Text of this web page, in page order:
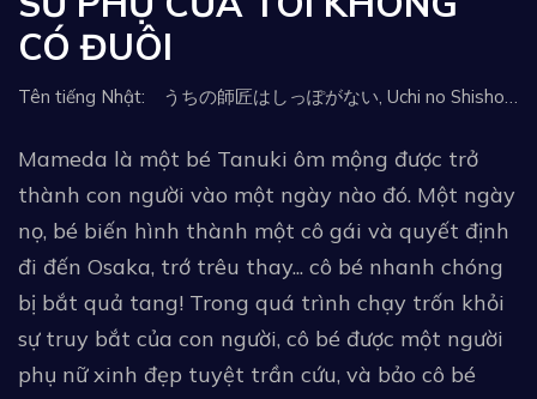
CÓ ĐUÔI
Tên tiếng Nhật: うちの師匠はしっぽがない, Uchi no Shishou wa Shippo ga Nai, My Master Has No Tail, Uchi no Shishō wa Shippo ga Nai, อาจารย์ของฉันไม่มีหาง, У моего мастера нет хвоста, 我家師傅沒有尾巴, Sư Phụ Của Tôi Không Có Đuôi
Mameda là một bé Tanuki ôm mộng được trở
thành con người vào một ngày nào đó. Một ngày
nọ, bé biến hình thành một cô gái và quyết định
đi đến Osaka, trớ trêu thay... cô bé nhanh chóng
bị bắt quả tang! Trong quá trình chạy trốn khỏi
sự truy bắt của con người, cô bé được một người
phụ nữ xinh đẹp tuyệt trần cứu, và bảo cô bé